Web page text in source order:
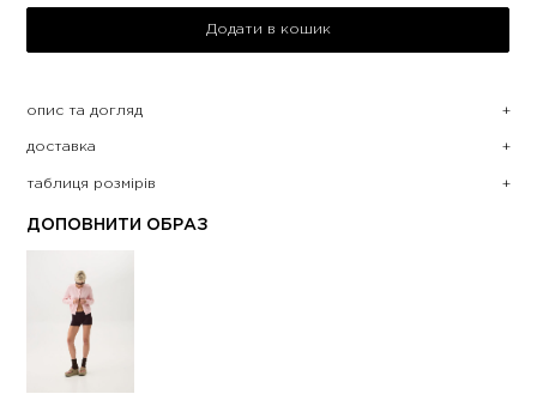
Додати в кошик
опис та догляд
доставка
таблиця розмірів
ДОПОВНИТИ ОБРАЗ